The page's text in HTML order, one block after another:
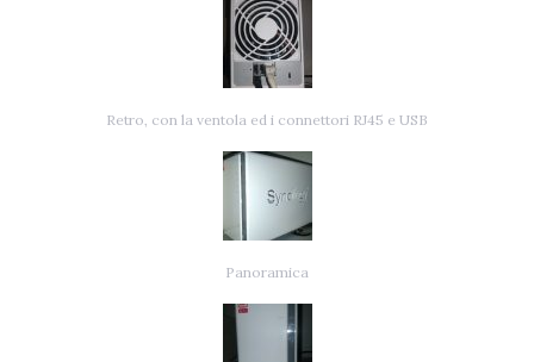
Retro, con la ventola ed i connettori RJ45 e USB
Panoramica